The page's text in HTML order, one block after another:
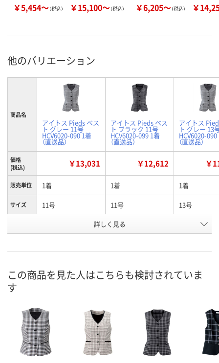
￥5,454～（税込） ￥15,100～（税込） ￥6,205～（税込） ￥
他のバリエーション
商品名
アイトス Pieds ベス
ト グレー 11号
HCV6020-090 1着
（直送品）
アイトス Pieds ベス
ト ブラック 11号
HCV6020-099 1着
（直送品）
アイトス
ト グレー 13
HCV6020-090
（直送品）
価格
(税込)
￥13,031 ￥12,612 ￥
販売単位 1着 1着 1着
サイズ 11号 11号 13号
ブラック
号
お届け日
数量
カゴへ
数量
カゴへ カ
詳しく見る
この商品を見た人はこちらも検討されていま
す